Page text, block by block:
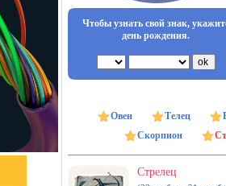
Чтобы узнать свой знак,
день рождения.
Овен Телец
Скорпион
Стрелец